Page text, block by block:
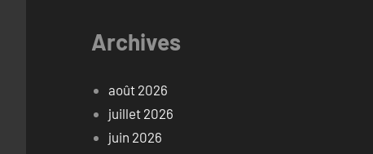
Archives
août 2026
juillet 2026
juin 2026